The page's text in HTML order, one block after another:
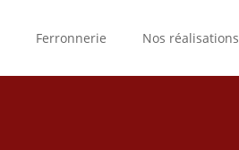
Ferronnerie Nos réalisations